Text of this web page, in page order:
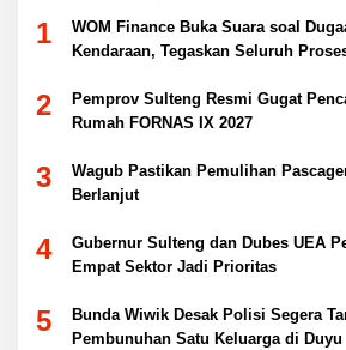
1
WOM Finance Buka Suara soal
Kendaraan, Tegaskan Seluruh
2
Pemprov Sulteng Resmi Gugat
Rumah FORNAS IX 2027
3
Wagub Pastikan Pemulihan
Berlanjut
4
Gubernur Sulteng dan Dubes UEA
Empat Sektor Jadi Prioritas
5
Bunda Wiwik Desak Polisi Segera
Pembunuhan Satu Keluarga di Duyu